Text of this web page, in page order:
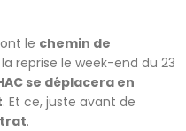
le chemin de
reprise le week-end du 23
se déplacera en
. Et ce, juste avant de
.